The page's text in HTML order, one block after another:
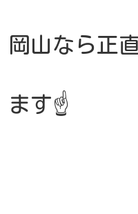
岡山なら正
ます☝️